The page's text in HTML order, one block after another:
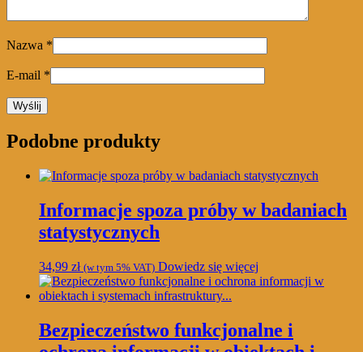
Nazwa *
E-mail *
Podobne produkty
Informacje spoza próby w badaniach
statystycznych
34,99 zł (w tym 5% VAT) Dowiedz się więcej
Bezpieczeństwo funkcjonalne i